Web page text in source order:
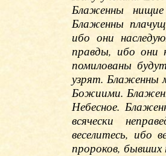
Блаженны
Блаженны
ибо они
правды, ибо они
помилованы
узрят. Блаженны
Божиими.
Небесное.
всячески
веселитесь, ибо
пророков,